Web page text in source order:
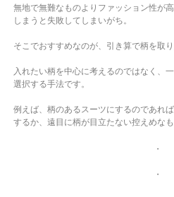
無地で無難なものよりファッション性が
しまうと失敗してしまいがち。
そこでおすすめなのが、引き算で柄を取り
入れたい柄を中心に考えるのではなく、
選択する手法です。
例えば、柄のあるスーツにするのであれ
するか、遠目に柄が目立たない控えめなも
・
・